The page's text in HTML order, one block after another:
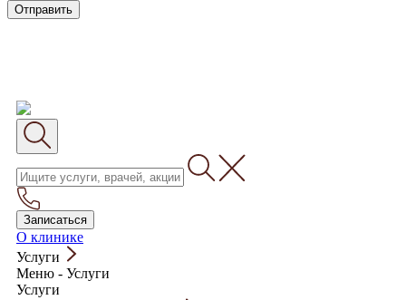
Отправить
Записаться
О клинике
Услуги
Меню - Услуги
Услуги